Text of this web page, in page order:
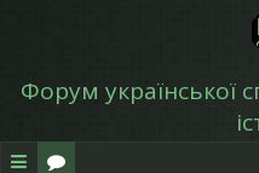
Форум української